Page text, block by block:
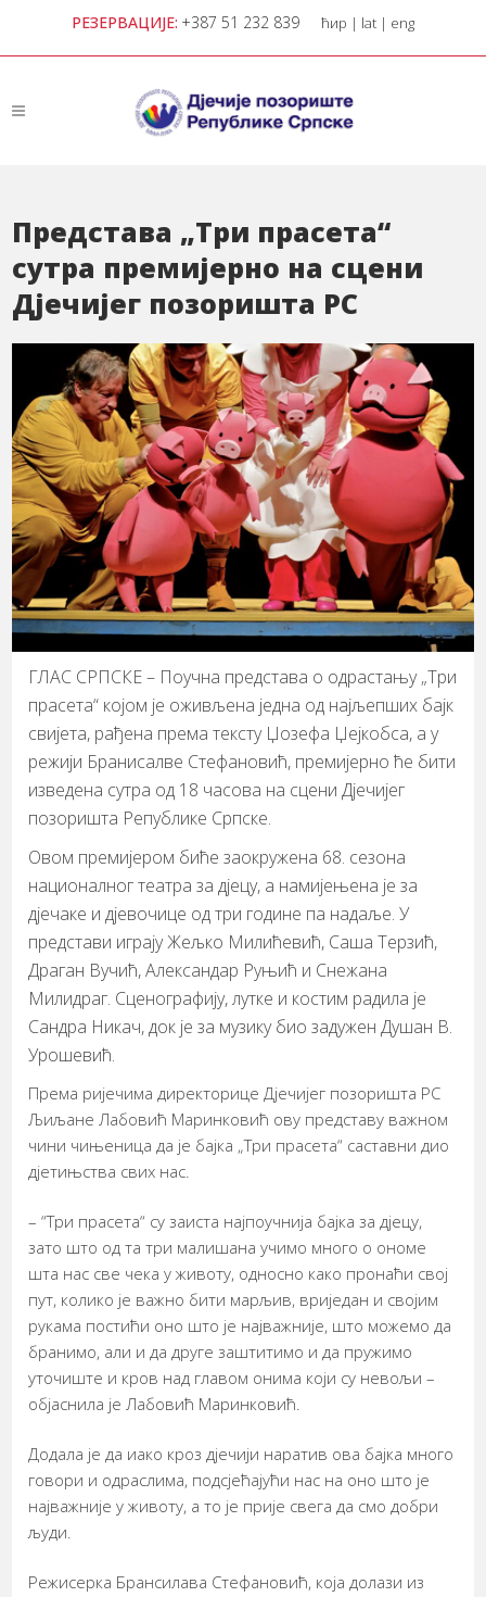
РЕЗЕРВАЦИЈЕ: +387 51 232 839 ћир | lat | eng
Представа „Три прасета“
сутра премијерно на сцени
Дјечијег позоришта РС
ГЛАС СРПСКЕ – Поучна представа о одрастању „Три
прасета“ којом је оживљена једна од најљепших бајк
свијета, рађена према тексту Џозефа Џејкобса, а у
режији Бранисалве Стефановић, премијерно ће бити
изведена сутра од 18 часова на сцени Дјечијег
позоришта Републике Српске.
Овом премијером биће заокружена 68. сезона
националног театра за дјецу, а намијењена је за
дјечаке и дјевочице од три године па надаље. У
представи играју Жељко Милићевић, Саша Терзић,
Драган Вучић, Александар Руњић и Снежана
Милидраг. Сценографију, лутке и костим радила је
Сандра Никач, док је за музику био задужен Душан В.
Урошевић.
Према ријечима директорице Дјечијег позоришта РС
Љиљане Лабовић Маринковић ову представу важном
чини чињеница да је бајка „Три прасета“ саставни дио
дјетињства свих нас.
– “Три прасета“ су заиста најпоучнија бајка за дјецу,
зато што од та три малишана учимо много о ономе
шта нас све чека у животу, односно како пронаћи свој
пут, колико је важно бити марљив, вриједан и својим
рукама постићи оно што је најважније, што можемо да
бранимо, али и да друге заштитимо и да пружимо
уточиште и кров над главом онима који су невољи –
објаснила је Лабовић Маринковић.
Додала је да иако кроз дјечији наратив ова бајка много
говори и одраслима, подсјећајући нас на оно што је
најважније у животу, а то је прије свега да смо добри
људи.
Режисерка Брансилава Стефановић, која долази из